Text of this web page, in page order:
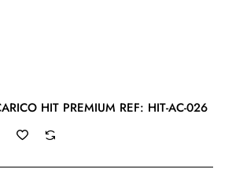
HIT PREMIUM REF: HIT-AC-026